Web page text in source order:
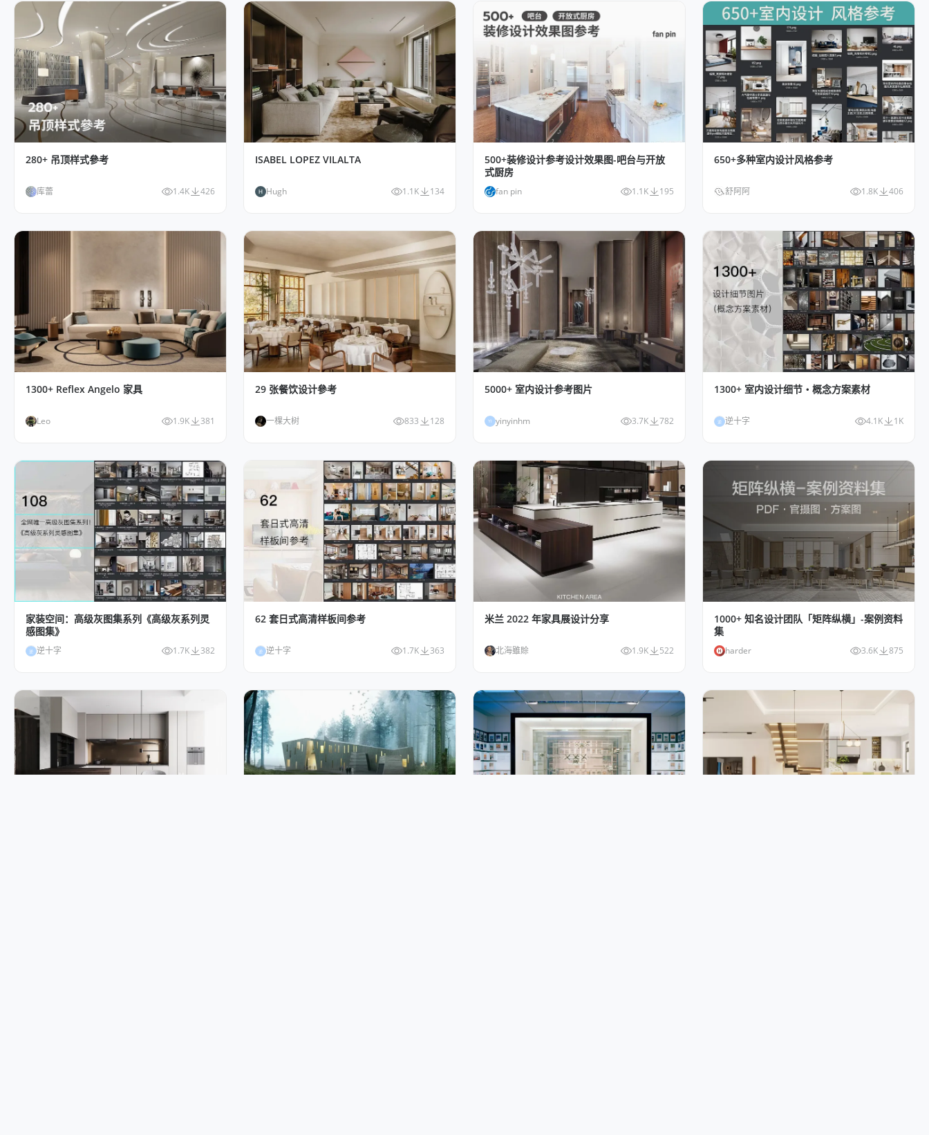
280+ 吊顶样式參考
库蕾 1.4K 426
ISABEL LOPEZ VILALTA
Hugh 1.1K 134
500+装修设计参考设计效果图-吧台与开放
式厨房
fan pin 1.1K 195
650+多种室内设计风格参考
舒阿阿 1.8K 406
1300+ Reflex Angelo 家具
Leo 1.9K 381
29 张餐饮设计參考
一棵大树 833 128
5000+ 室内设计参考图片
YI yinyinhm 3.7K 782
1300+ 室内设计细节・概念方案素材
逆 逆十字 4.1K 1K
家装空间：高级灰图集系列《高级灰系列灵
感图集》
逆 逆十字 1.7K 382
62 套日式高清样板间参考
逆 逆十字 1.7K 363
米兰 2022 年家具展设计分享
北海雖賒 1.9K 522
1000+ 知名设计团队「矩阵纵横」-案例资料
集
harder 3.6K 875